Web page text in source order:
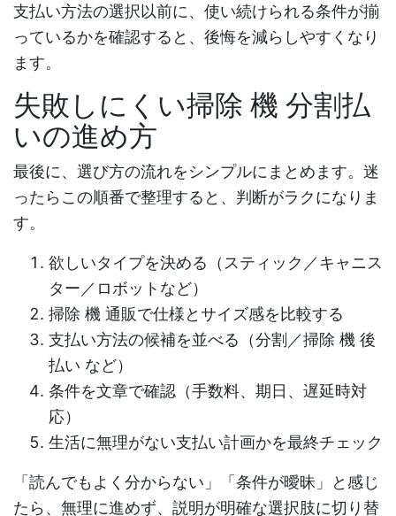
支払い方法の選択以前に、使い続けられる条件が揃
っているかを確認すると、後悔を減らしやすくなり
ます。
失敗しにくい掃除 機 分割払
いの進め方
最後に、選び方の流れをシンプルにまとめます。迷
ったらこの順番で整理すると、判断がラクになりま
す。
欲しいタイプを決める（スティック／キャニス
ター／ロボットなど）
掃除 機 通販で仕様とサイズ感を比較する
支払い方法の候補を並べる（分割／掃除 機 後
払い など）
条件を文章で確認（手数料、期日、遅延時対
応）
生活に無理がない支払い計画かを最終チェック
「読んでもよく分からない」「条件が曖昧」と感じ
たら、無理に進めず、説明が明確な選択肢に切り替